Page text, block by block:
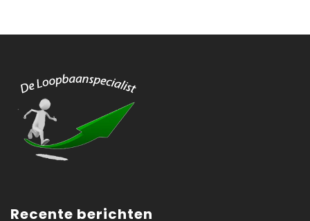
Recente berichten